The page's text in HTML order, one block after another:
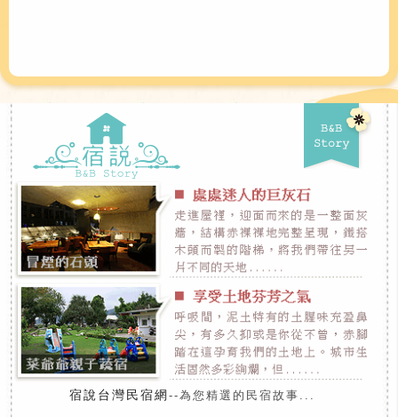
宿說台灣民宿網 --為您精選的民宿故事...